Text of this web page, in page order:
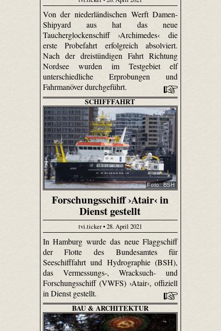
Von der niederländischen Werft Damen-
Shipyard aus hat das neue
Taucherglockenschiff ›Archimedes‹ die
erste Probefahrt erfolgreich absolviert.
Nach der dreistündigen Fahrt Richtung
Nordsee wurden im Testgebiet elf
unterschiedliche Erprobungen und
Fahrmanöver durchgeführt.
SCHIFFFAHRT
Foto: BSH
Forschungsschiff ›Atair‹ in
Dienst gestellt
tvi.ticker • 28. April 2021
In Hamburg wurde das neue Flaggschiff
der Flotte des Bundesamtes für
Seeschifffahrt und Hydrographie (BSH),
das Vermessungs-, Wracksuch- und
Forschungsschiff (VWFS) ›Atair‹, offiziell
in Dienst gestellt.
BAU & ARCHITEKTUR